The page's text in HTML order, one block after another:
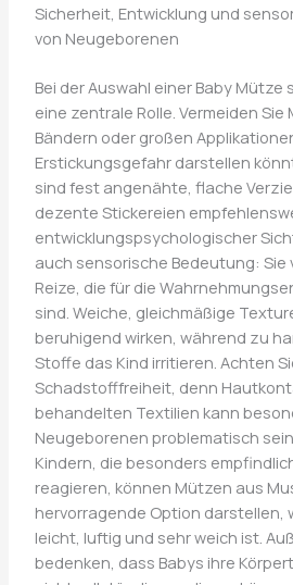
Sicherheit, Entwicklung und
von Neugeborenen
Bei der Auswahl einer Baby
eine zentrale Rolle. Vermeiden Sie
Bändern oder großen
Erstickungsgefahr darstellen
sind fest angenähte, flache
dezente Stickereien
entwicklungspsychologischer
auch sensorische Bedeutung:
Reize, die für die
sind. Weiche, gleichmäßige
beruhigend wirken, während zu
Stoffe das Kind irritieren. Achten
Schadstofffreiheit, denn
behandelten Textilien kann
Neugeborenen problematisch
Kindern, die besonders
reagieren, können Mützen aus
hervorragende Option darstellen,
leicht, luftig und sehr weich ist.
bedenken, dass Babys ihre